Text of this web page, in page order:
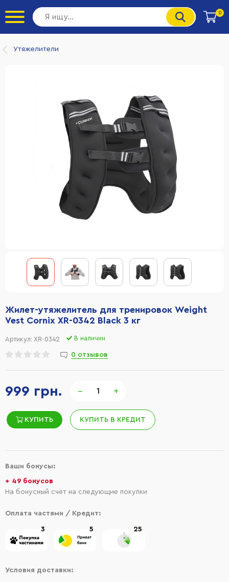
0
Утяжелители
999 грн. − +
КУПИТЬ КУПИТЬ В КРЕДИТ
Жилет-утяжелитель для тренировок Weight
Vest Cornix XR-0342 Black 3 кг
Артикул: XR-0342 В наличии
0 отзывов
Ваши бонусы:
+ 49 бонусов
На бонусный счёт на следующие покупки
Оплата частями / Кредит:
3 5 25
Условия доставки: